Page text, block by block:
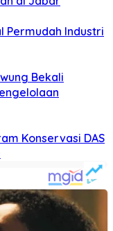
Permudah Industri
Bekali
Konservasi DAS